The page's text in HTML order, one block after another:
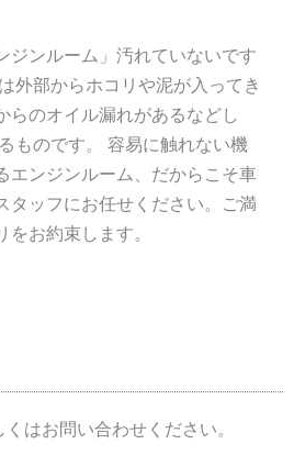
ジンルーム」汚れていないです
外部からホコリや泥が入ってき
らのオイル漏れがあるなどし
ものです。 容易に触れない機
エンジンルーム、だからこそ車
タッフにお任せください。ご満
お約束します。
はお問い合わせください。